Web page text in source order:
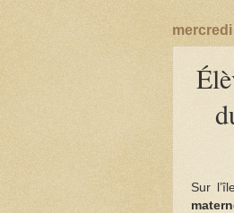
mercredi
Sur